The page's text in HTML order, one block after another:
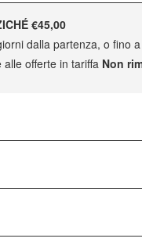
€45,00
dalla partenza, o fino
offerte in tariffa Non